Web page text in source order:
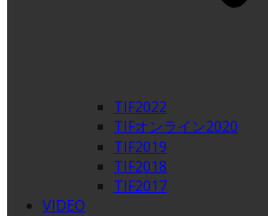
TIF2022
TIFオンライン2020
TIF2019
TIF2018
TIF2017
VIDEO